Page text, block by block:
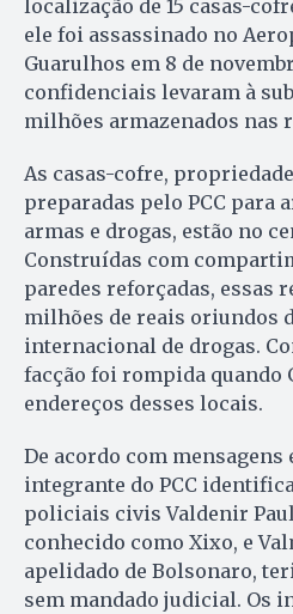
localização de 15 casas-
ele foi assassinado no
Guarulhos em 8 de
confidenciais levaram à
milhões armazenados nas
As casas-cofre,
preparadas pelo PCC para
armas e drogas, estão no
Construídas com
paredes reforçadas, essas
milhões de reais oriundos
internacional de drogas.
facção foi rompida quando
endereços desses locais.
De acordo com
integrante do PCC
policiais civis Valdenir
conhecido como Xixo, e
apelidado de Bolsonaro,
sem mandado judicial. Os